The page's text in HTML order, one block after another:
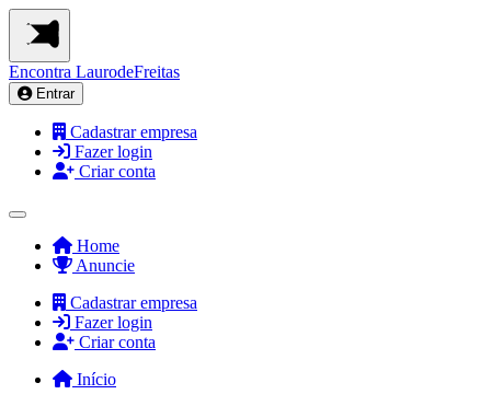
Encontra LaurodeFreitas
Entrar
Cadastrar empresa
Fazer login
Criar conta
Home
Anuncie
Cadastrar empresa
Fazer login
Criar conta
Início